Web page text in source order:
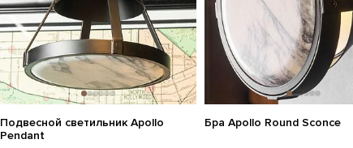
Подвесной светильник Apollo
Pendant
Бра Apollo Round Sconce